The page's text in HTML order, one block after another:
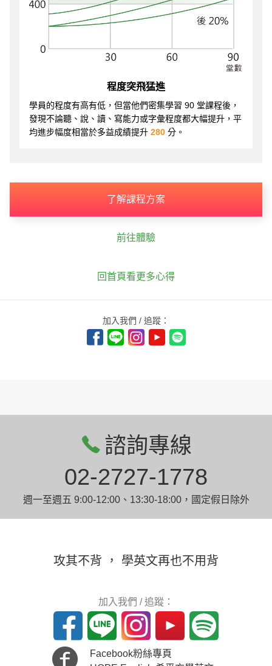
程度突飛猛進
學員的程度有高有低，但當他們密集學習 90 堂課程後，
發現不論聽、說、讀、寫能力或字彙程度都大幅提升，平
均進步幅度相當於多益成績提升 280 分。
了解課程方案
前往體驗
回首頁看更多心得
加入我們 / 追蹤：
諮詢專線
02-2727-1778
週一至週五 9:00-12:00、13:30-18:00，國定假日除外
攻其不背 ， 學英文再也不用背
加入我們 / 追蹤：
Facebook粉絲專頁